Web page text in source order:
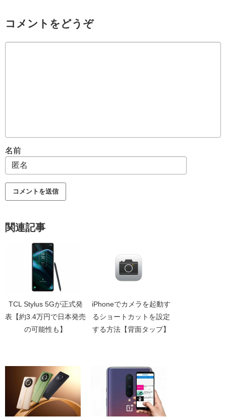
コメントをどうぞ
名前
関連記事
TCL Stylus 5Gが正式発
表【約3.4万円で日本発売
の可能性も】
iPhoneでカメラを起動す
るショートカットを設定
する方法【背面タップ】